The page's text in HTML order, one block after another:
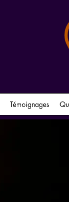
Témoignages